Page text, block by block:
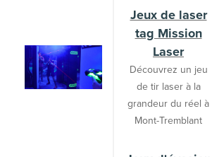
Jeux de laser
tag Mission
Laser
Découvrez un jeu
de tir laser à la
grandeur du réel à
Mont-Tremblant